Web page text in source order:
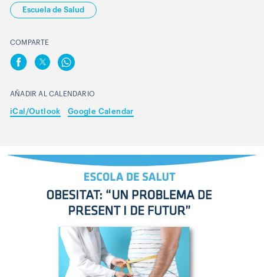
Escuela de Salud
COMPARTE
AÑADIR AL CALENDARIO
iCal/Outlook Google Calendar